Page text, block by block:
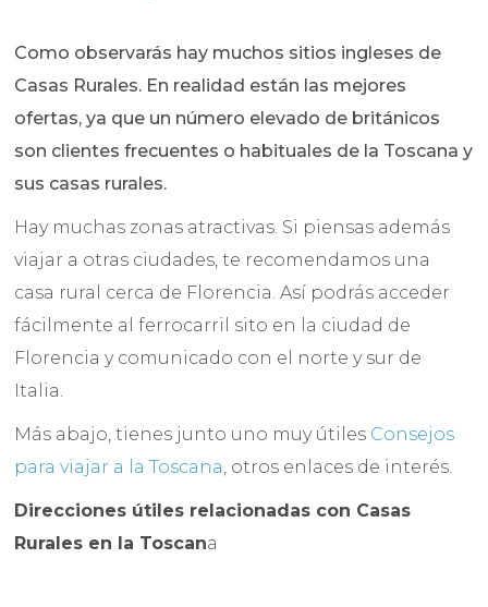
Como observarás hay muchos sitios ingleses de
Casas Rurales. En realidad están las mejores
ofertas, ya que un número elevado de británicos
son clientes frecuentes o habituales de la Toscana y
sus casas rurales.
Hay muchas zonas atractivas. Si piensas además
viajar a otras ciudades, te recomendamos una
casa rural cerca de Florencia. Así podrás acceder
fácilmente al ferrocarril sito en la ciudad de
Florencia y comunicado con el norte y sur de
Italia.
Más abajo, tienes junto uno muy útiles Consejos
para viajar a la Toscana, otros enlaces de interés.
Direcciones útiles relacionadas con Casas
Rurales en la Toscana